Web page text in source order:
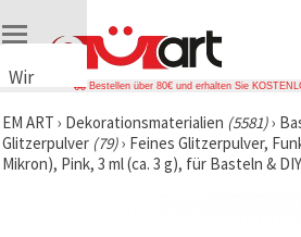
Wir
Cookies
🍪 Wir
verwenden
Bestellen über 80€ und erhalten Sie
EM ART › Dekorationsmaterialien (5581)›
Glitzerpulver (79)› Feines Glitzerpulver,
Mikron), Pink, 3 ml (ca. 3 g), für Basteln & DIY